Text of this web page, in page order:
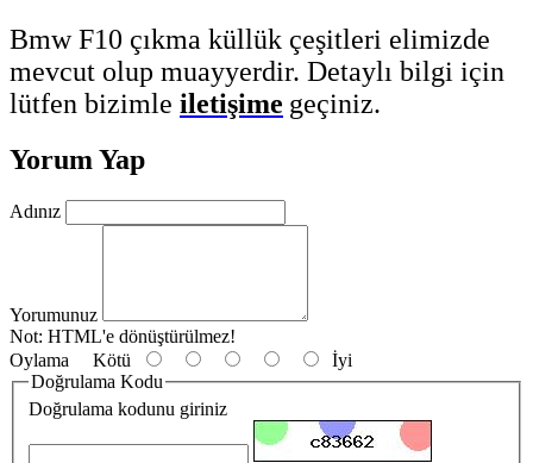
Bmw F10 çıkma küllük çeşitleri elimizde
mevcut olup muayyerdir. Detaylı bilgi için
lütfen bizimle iletişime geçiniz.
Yorum Yap
Adınız
Yorumunuz
Not: HTML'e dönüştürülmez!
Oylama Kötü
İyi
Doğrulama Kodu
Doğrulama kodunu giriniz